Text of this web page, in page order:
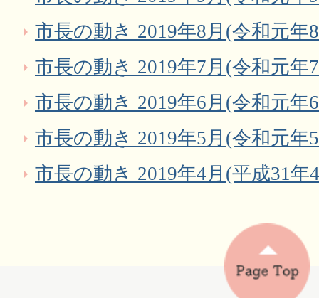
市長の動き 2019年8月(令和元年
市長の動き 2019年7月(令和元年
市長の動き 2019年6月(令和元年
市長の動き 2019年5月(令和元年
市長の動き 2019年4月(平成31年